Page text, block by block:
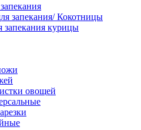
запекания/ Кокотницы
запекания курицы
овощей